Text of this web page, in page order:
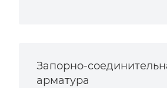
Запорно-
арматура